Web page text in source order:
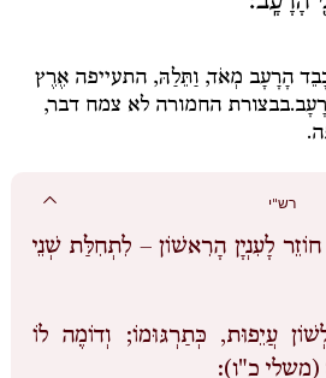
הָרָעָב מְאֹד, וַתֵּלַהּ, התעייפה אֶרֶץ
בבצורת החמורה לא צמח דבר,
רש"י
חוֹזֵר לָעִנְיָן הָרִאשׁוֹן – לִתְחִלַּת שְׁנֵי
עֲיֵפוּת, כְּתַרְגּוּמוֹ; וְדוֹמֶה לוֹ
(משלי כ"ו):